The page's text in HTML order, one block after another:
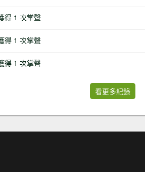
得 1 次掌聲
得 1 次掌聲
得 1 次掌聲
看更多紀錄